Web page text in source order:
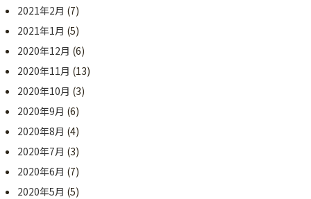
2021年2月 (7)
2021年1月 (5)
2020年12月 (6)
2020年11月 (13)
2020年10月 (3)
2020年9月 (6)
2020年8月 (4)
2020年7月 (3)
2020年6月 (7)
2020年5月 (5)